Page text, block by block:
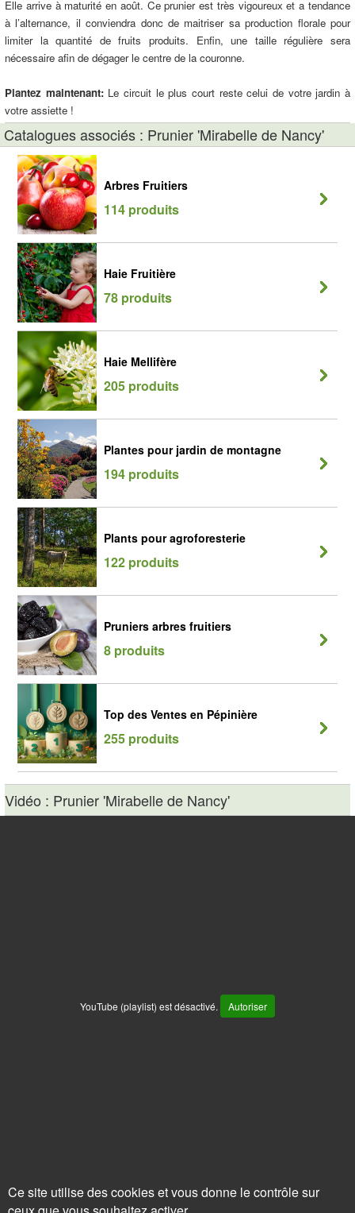
Elle arrive à maturité en août. Ce prunier est très vigoureux et a tendance
à l’alternance, il conviendra donc de maitriser sa production florale pour
limiter la quantité de fruits produits. Enfin, une taille régulière sera
nécessaire afin de dégager le centre de la couronne.
Plantez maintenant:Le circuit le plus court reste celui de votre jardin à
votre assiette !
Catalogues associés : Prunier 'Mirabelle de Nancy'
Arbres Fruitiers
114 produits
Haie Fruitière
78 produits
Haie Mellifère
205 produits
Plantes pour jardin de montagne
194 produits
Plants pour agroforesterie
122 produits
Pruniers arbres fruitiers
8 produits
Top des Ventes en Pépinière
255 produits
Vidéo : Prunier 'Mirabelle de Nancy'
YouTube (playlist) est désactivé. Autoriser
Ce site utilise des cookies et vous donne le contrôle sur